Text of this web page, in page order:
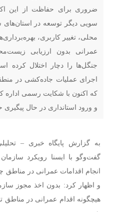
ضروری برای حفاظت از این
سویی دیگر توسعه در استان‌های
محلی، تغییر کاربری،
عمرانی بدون ارزیابی
جنگل‌ها را دچار اختلال کرده
اجرای عملیات جاده‌کشی در
که اکنون با شکایت رسمی
و ورود استانداری در حال
گفت‌وگو با ایسنا رویکرد
انجام اقدامات عمرانی در
و اظهار کرد: بدون اخذ مجوز
هیچگونه اقدام عمرانی در